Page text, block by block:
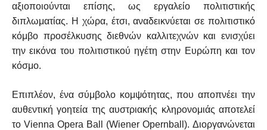
αξιοποιούνται επίσης, ως εργαλείο πολιτιστικής
διπλωματίας. Η χώρα, έτσι, αναδεικνύεται σε πολιτιστικό
κόμβο προσέλκυσης διεθνών καλλιτεχνών και ενισχύει
την εικόνα του πολιτιστικού ηγέτη στην Ευρώπη και τον
κόσμο.
Επιπλέον, ένα σύμβολο κομψότητας, που αποπνέει την
αυθεντική γοητεία της αυστριακής κληρονομιάς αποτελεί
το Vienna Opera Ball (Wiener Opernball). Διοργανώνεται